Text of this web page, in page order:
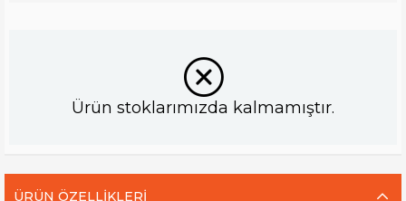
Ürün stoklarımızda kalmamıştır.
ÜRÜN ÖZELLIKLERI